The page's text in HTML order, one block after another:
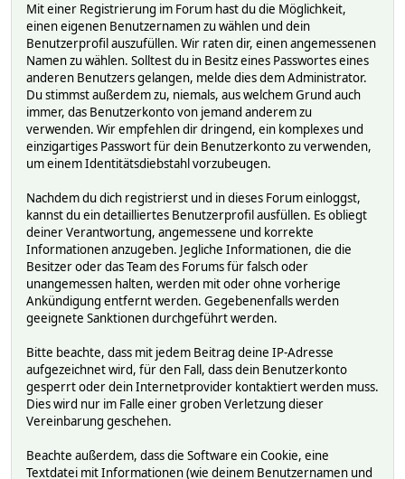
Mit einer Registrierung im Forum hast du die Möglichkeit,
einen eigenen Benutzernamen zu wählen und dein
Benutzerprofil auszufüllen. Wir raten dir, einen angemessenen
Namen zu wählen. Solltest du in Besitz eines Passwortes eines
anderen Benutzers gelangen, melde dies dem Administrator.
Du stimmst außerdem zu, niemals, aus welchem Grund auch
immer, das Benutzerkonto von jemand anderem zu
verwenden. Wir empfehlen dir dringend, ein komplexes und
einzigartiges Passwort für dein Benutzerkonto zu verwenden,
um einem Identitätsdiebstahl vorzubeugen.
Nachdem du dich registrierst und in dieses Forum einloggst,
kannst du ein detailliertes Benutzerprofil ausfüllen. Es obliegt
deiner Verantwortung, angemessene und korrekte
Informationen anzugeben. Jegliche Informationen, die die
Besitzer oder das Team des Forums für falsch oder
unangemessen halten, werden mit oder ohne vorherige
Ankündigung entfernt werden. Gegebenenfalls werden
geeignete Sanktionen durchgeführt werden.
Bitte beachte, dass mit jedem Beitrag deine IP-Adresse
aufgezeichnet wird, für den Fall, dass dein Benutzerkonto
gesperrt oder dein Internetprovider kontaktiert werden muss.
Dies wird nur im Falle einer groben Verletzung dieser
Vereinbarung geschehen.
Beachte außerdem, dass die Software ein Cookie, eine
Textdatei mit Informationen (wie deinem Benutzernamen und